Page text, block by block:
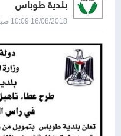
بلدية طوباس
16/08/2018 10:09 صباحاً